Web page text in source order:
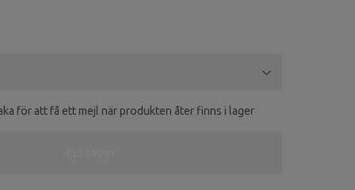
för att få ett mejl när produkten åter finns i lager